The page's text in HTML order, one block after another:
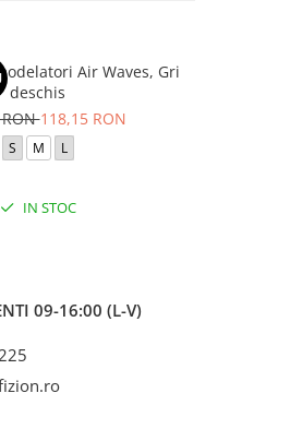
Air Waves, Gri
deschis
118,15 RON
S M L
IN STOC
09-16:00 (L-V)